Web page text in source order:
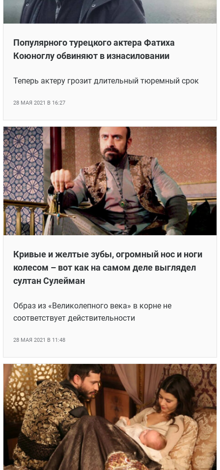
Популярного турецкого актера Фатиха
Коюноглу обвиняют в изнасиловании
Теперь актеру грозит длительный тюремный срок
28 МАЯ 2021 В 16:27
Кривые и желтые зубы, огромный нос и ноги
колесом – вот как на самом деле выглядел
султан Сулейман
Образ из «Великолепного века» в корне не
соответствует действительности
28 МАЯ 2021 В 11:48